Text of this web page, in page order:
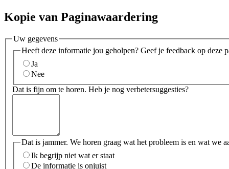
Kopie van Paginawaardering
Uw gegevens
Heeft deze informatie jou geholpen? Geef je feedback op deze
Ja
Nee
Dat is fijn om te horen. Heb je nog verbetersuggesties?
Dat is jammer. We horen graag wat het probleem is en wat we
Ik begrijp niet wat er staat
De informatie is onjuist